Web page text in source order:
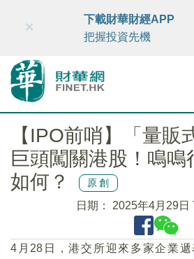
財華智庫網 FINTV FINMETA
×
下載財華財經APP
把握投資先機
【IPO前哨】「量販
巨頭闖關港股！鳴鳴
如何？
原創
日期： 2025年4月29日
4月28日，港交所迎來多家企業